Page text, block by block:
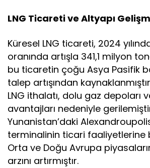
LNG Ticareti ve Altyapı
Küresel LNG ticareti, 2024
oranında artışla 341,1 milyon
bu ticaretin çoğu Asya Pasifik
talep artışından
LNG ithalatı, dolu gaz depoları
avantajları nedeniyle
Yunanistan’daki
terminalinin ticari faaliyetlerine
Orta ve Doğu Avrupa
arzını artırmıştır.